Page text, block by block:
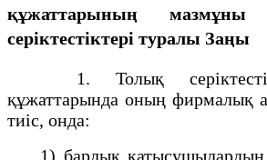
құжаттарының
серіктестіктері туралы Заңы
1. Толық
құжаттарында оның фирмалық
тиiс, онда:
1) барлық қатысушылардың